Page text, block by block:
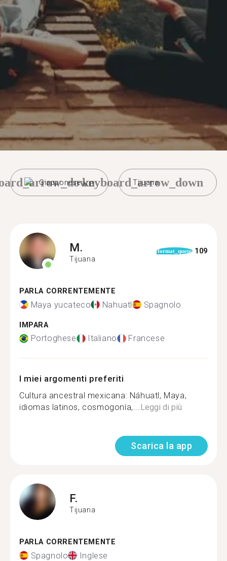
Giapponese Tijuana
keyboard_arrow_down
M.
Tijuana
format_quote 109
PARLA CORRENTEMENTE
Maya yucateco Nahuatl Spagnolo
IMPARA
Portoghese Italiano Francese
I miei argomenti preferiti
Cultura ancestral mexicana: Náhuatl, Maya,
idiomas latinos, cosmogonía,...Leggi di più
Scarica la app
F.
Tijuana
PARLA CORRENTEMENTE
Spagnolo Inglese